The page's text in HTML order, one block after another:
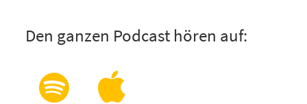
Den ganzen Podcast hören auf: